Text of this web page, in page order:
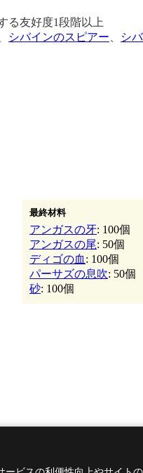
る友好度1段階以上
シバインのスピアー
シバ
最終材料
アンガスの牙: 100個
アンガスの尾: 50個
ディゴの血 : 100個
パーサズの息吹: 50個
砂: 100個